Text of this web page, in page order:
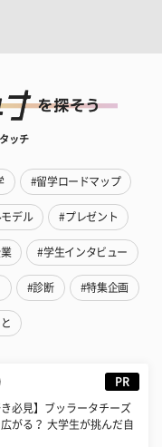
ッチ
#留学ロードマップ
デル #プレゼント
#学生インタビュー
#診断 #特集企画
PR
き必見】ブッラータチーズ
がる？ 大学生が挑んだ自